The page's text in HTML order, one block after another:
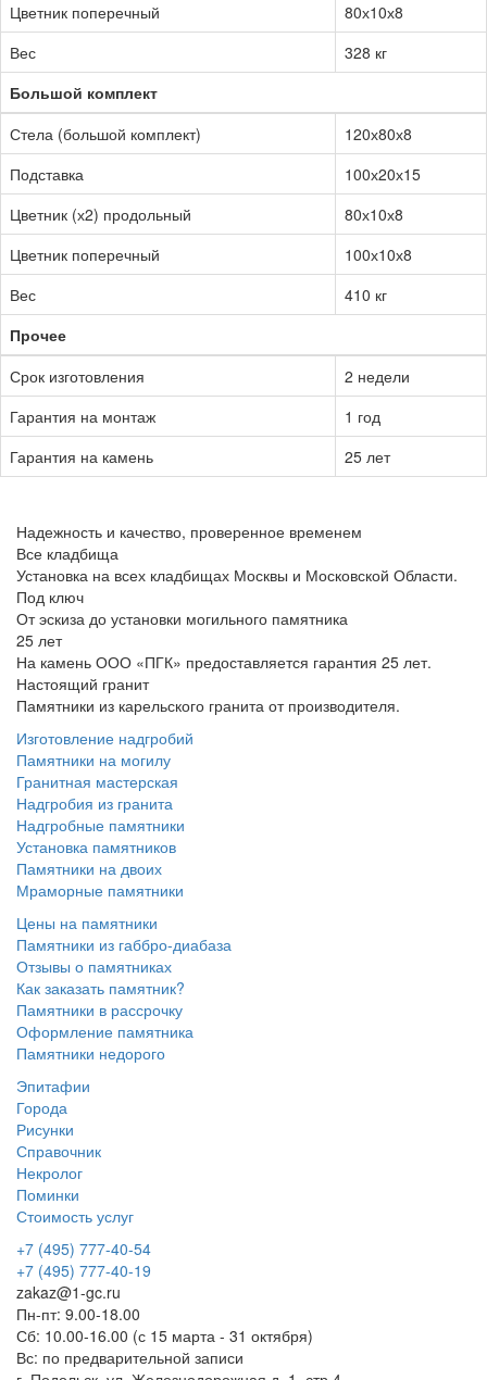
Цветник поперечный
80х10х8
Вес
328 кг
Большой комплект
Стела (большой комплект)
120х80х8
Подставка
100х20х15
Цветник (х2) продольный
80х10х8
Цветник поперечный
100х10х8
Вес
410 кг
Прочее
Срок изготовления
2 недели
Гарантия на монтаж
1 год
Гарантия на камень
25 лет
Надежность и качество, проверенное временем
Все кладбища
Установка на всех кладбищах Москвы и Московской Области.
Под ключ
От эскиза до установки могильного памятника
25 лет
На камень ООО «ПГК» предоставляется гарантия 25 лет.
Настоящий гранит
Памятники из карельского гранита от производителя.
Изготовление надгробий
Памятники на могилу
Гранитная мастерская
Надгробия из гранита
Надгробные памятники
Установка памятников
Памятники на двоих
Мраморные памятники
Цены на памятники
Памятники из габбро-диабаза
Отзывы о памятниках
Как заказать памятник?
Памятники в рассрочку
Оформление памятника
Памятники недорого
Эпитафии
Города
Рисунки
Справочник
Некролог
Поминки
Стоимость услуг
+7 (495) 777-40-54
+7 (495) 777-40-19
zakaz@1-gc.ru
Пн-пт: 9.00-18.00
Сб: 10.00-16.00 (с 15 марта - 31 октября)
Вс: по предварительной записи